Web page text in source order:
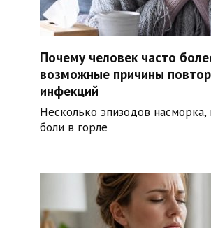
Почему человек часто
возможные причины
инфекций
Несколько эпизодов насморка,
боли в горле